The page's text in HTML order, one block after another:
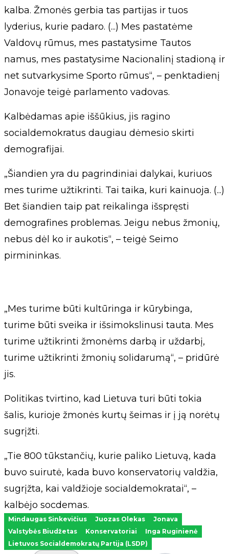
kalba. Žmonės gerbia tas partijas ir tuos
lyderius, kurie padaro. (...) Mes pastatėme
Valdovų rūmus, mes pastatysime Tautos
namus, mes pastatysime Nacionalinį stadioną ir
net sutvarkysime Sporto rūmus“, – penktadienį
Jonavoje teigė parlamento vadovas.
Kalbėdamas apie iššūkius, jis ragino
socialdemokratus daugiau dėmesio skirti
demografijai.
„Šiandien yra du pagrindiniai dalykai, kuriuos
mes turime užtikrinti. Tai taika, kuri kainuoja. (...)
Bet šiandien taip pat reikalinga išspręsti
demografines problemas. Jeigu nebus žmonių,
nebus dėl ko ir aukotis“, – teigė Seimo
pirmininkas.
„Mes turime būti kultūringa ir kūrybinga,
turime būti sveika ir išsimokslinusi tauta. Mes
turime užtikrinti žmonėms darbą ir uždarbį,
turime užtikrinti žmonių solidarumą“, – pridūrė
jis.
Politikas tvirtino, kad Lietuva turi būti tokia
šalis, kurioje žmonės kurtų šeimas ir į ją norėtų
sugrįžti.
„Tie 800 tūkstančių, kurie paliko Lietuvą, kada
buvo suirutė, kada buvo konservatorių valdžia,
sugrįžta, kai valdžioje socialdemokratai“, –
kalbėjo socdemas.
Mindaugas Sinkevičius Juozas Olekas
Jonava
Valstybės Biudžetas
Konservatoriai
Inga Ruginienė
Lietuvos Socialdemokratų Partija (LSDP)